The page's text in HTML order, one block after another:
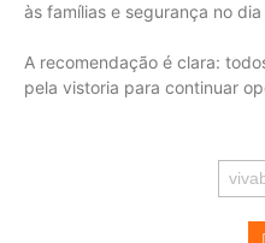
às famílias e segurança no
A recomendação é clara:
pela vistoria para continuar